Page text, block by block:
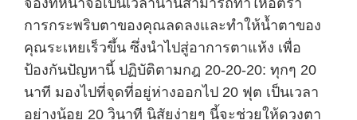
จ้องที่หน้าจอเป็นเวลานานสามารถทำให้อัตรา
การกระพริบตาของคุณลดลงและทำให้น้ำตาของ
คุณระเหยเร็วขึ้น ซึ่งนำไปสู่อาการตาแห้ง เพื่อ
ป้องกันปัญหานี้ ปฏิบัติตามกฎ 20-20-20: ทุกๆ 20
นาที มองไปที่จุดที่อยู่ห่างออกไป 20 ฟุต เป็นเวลา
อย่างน้อย 20 วินาที นิสัยง่ายๆ นี้จะช่วยให้ดวงตา